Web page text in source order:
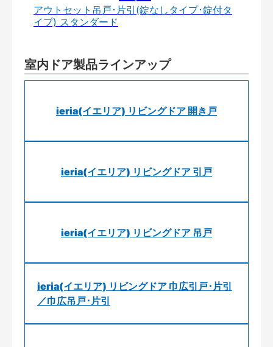
アウトセット吊戸･片引(錠なしタイプ･錠付タ
イプ) スタンダード
室内ドア製品ラインアップ
ieria(イエリア) リビングドア 開き戸
ieria(イエリア) リビングドア 引戸
ieria(イエリア) リビングドア 吊戸
ieria(イエリア) リビングドア 巾広引戸･片引
／巾広吊戸･片引